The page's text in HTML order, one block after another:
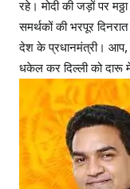
रहे। मोदी की जड़ों पर
समर्थकों की भरपूर
देश के प्रधानमंत्री। आप,
धकेल कर दिल्ली को दारू